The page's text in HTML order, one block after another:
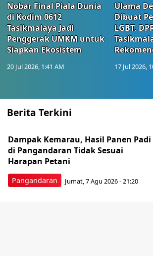
Nobar Final Piala Dunia
di Kodim 0612
Tasikmalaya Jadi
Penggerak UMKM untuk
Siapkan Ekosistem
20 Jul 2026, 1:41 AM
Ulama
Dibuat
LGBT,
17 Jul 2026,
Berita Terkini
Pangandaran
Dampak Kemarau, Hasil Panen Padi
di Pangandaran Tidak Sesuai
Harapan Petani
Jumat, 7 Agu 2026 - 21:20